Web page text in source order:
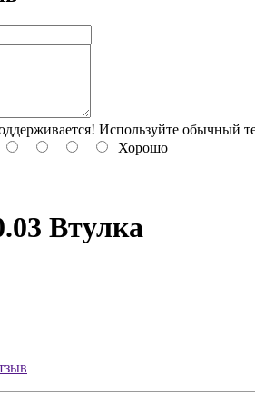
Используйте обычный
Хорошо
Втулка